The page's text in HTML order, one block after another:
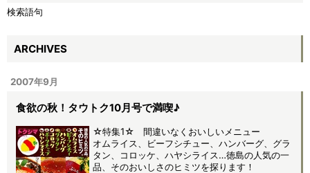
ARCHIVES
2007年9月
食欲の秋！タウトク10月号で満喫♪
☆特集1☆ 間違いなくおいしいメニュー
オムライス、ビーフシチュー、ハンバーグ、グラ
タン、コロッケ、ハヤシライス…徳島の人気の一
品、そのおいしさのヒミツを探ります！
検索語句